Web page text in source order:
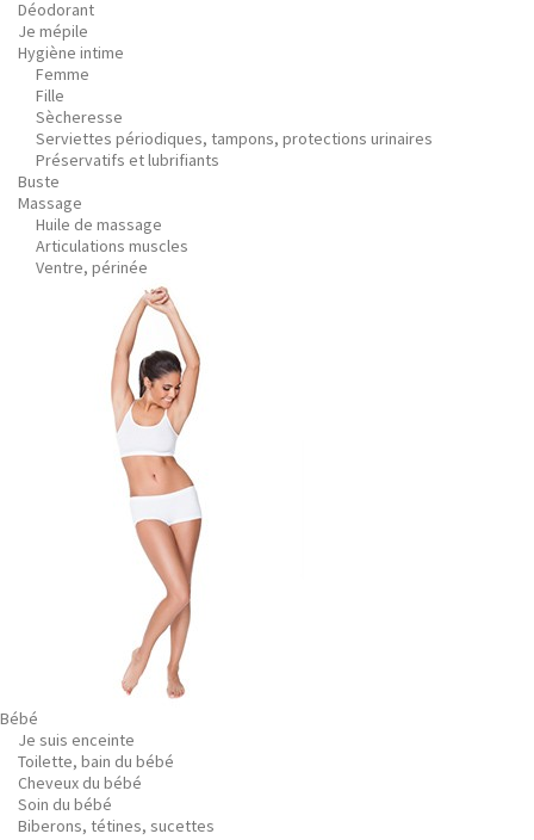
Déodorant
Je mépile
Hygiène intime
Femme
Fille
Sècheresse
Serviettes périodiques, tampons, protections urinaires
Préservatifs et lubrifiants
Buste
Massage
Huile de massage
Articulations muscles
Ventre, périnée
Bébé
Je suis enceinte
Toilette, bain du bébé
Cheveux du bébé
Soin du bébé
Biberons, tétines, sucettes